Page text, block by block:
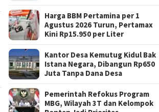
Harga BBM Pertamina per 1
Agustus 2026 Turun, Pertamax
Kini Rp15.950 per Liter
Kantor Desa Kemutug Kidul Bak
Istana Negara, Dibangun Rp650
Juta Tanpa Dana Desa
Pemerintah Refokus Program
MBG, Wilayah 3T dan Kelompok